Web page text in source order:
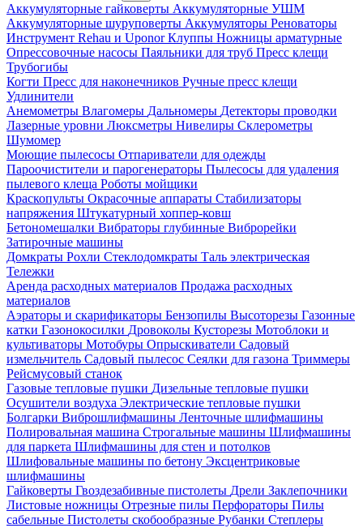
Аккумуляторные гайковерты Аккумуляторные УШМ
Аккумуляторные шуруповерты Аккумуляторы Реноваторы
Инструмент Rehau и UponorКлуппы Ножницы арматурные
Опрессовочные насосы Паяльники для труб Пресс клещи
Трубогибы
Когти Пресс для наконечников Ручные пресс клещи
Удлинители
Анемометры Влагомеры Дальномеры Детекторы проводки
Лазерные уровни Люксметры Нивелиры Склерометры
Шумомер
Моющие пылесосы Отпариватели для одежды
Пароочистители и парогенераторы Пылесосы для удаления
пылевого клеща Роботы мойщики
Краскопульты Окрасочные аппараты Стабилизаторы
напряжения Штукатурный хоппер-ковш
Бетономешалки Вибраторы глубинные Виброрейки
Затирочные машины
Домкраты Рохли Стеклодомкраты Таль электрическая
Тележки
Аренда расходных материалов Продажа расходных
материалов
Аэраторы и скарификаторы Бензопилы Высоторезы Газонные
катки Газонокосилки Дровоколы Кусторезы Мотоблоки и
культиваторы Мотобуры Опрыскиватели Садовый
измельчитель Садовый пылесос Сеялки для газона Триммеры
Рейсмусовый станок
Газовые тепловые пушки Дизельные тепловые пушки
Осушители воздуха Электрические тепловые пушки
Болгарки Виброшлифмашины Ленточные шлифмашины
Полировальная машина Строгальные машины Шлифмашины
для паркета Шлифмашины для стен и потолков
Шлифовальные машины по бетону Эксцентриковые
шлифмашины
Гайковерты Гвоздезабивные пистолеты Дрели Заклепочники
Листовые ножницы Отрезные пилы Перфораторы Пилы
сабельные Пистолеты скобообразные Рубанки Степлеры